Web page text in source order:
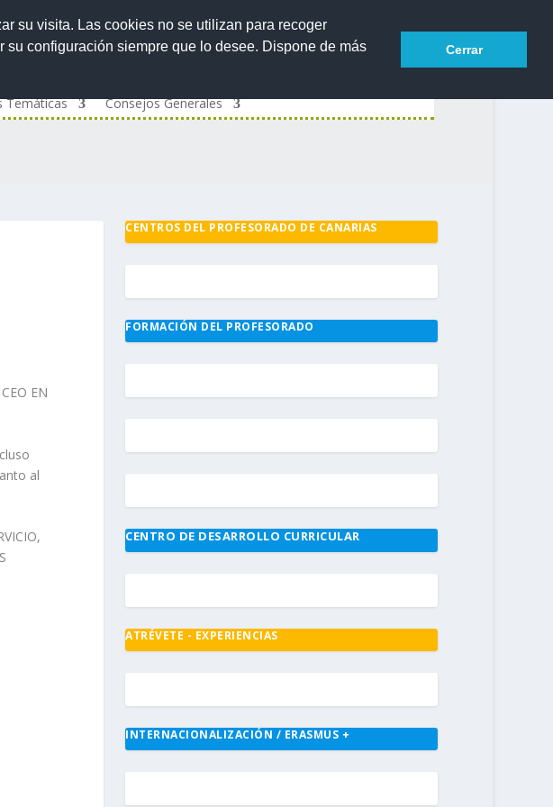
su visita. Las cookies no se utilizan para recoger
configuración siempre que lo desee. Dispone de más
Cerrar
Temáticas Consejos Generales
EN
al
CENTROS DEL PROFESORADO DE CANARIAS
FORMACIÓN DEL PROFESORADO
CENTRO DE DESARROLLO CURRICULAR
ATRÉVETE - EXPERIENCIAS
INTERNACIONALIZACIÓN / ERASMUS +